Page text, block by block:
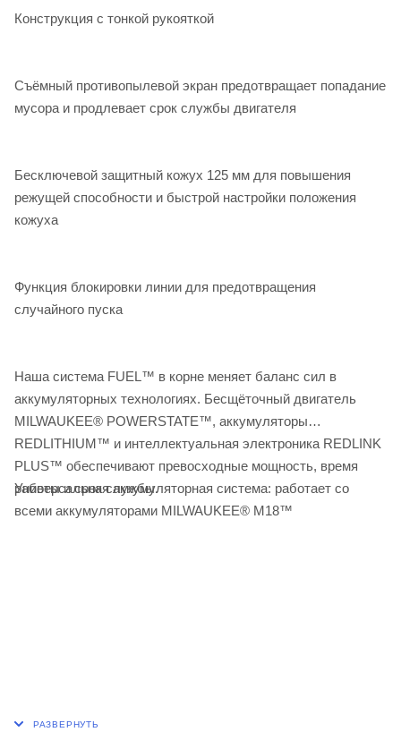
Конструкция с тонкой рукояткой
Съёмный противопылевой экран предотвращает попадание
мусора и продлевает срок службы двигателя
Бесключевой защитный кожух 125 мм для повышения
режущей способности и быстрой настройки положения
кожуха
Функция блокировки линии для предотвращения
случайного пуска
Наша система FUEL™ в корне меняет баланс сил в
аккумуляторных технологиях. Бесщёточный двигатель
MILWAUKEE® POWERSTATE™, аккумуляторы
REDLITHIUM™ и интеллектуальная электроника REDLINK
PLUS™ обеспечивают превосходные мощность, время
работы и срок службы.
Универсальная аккумуляторная система: работает со
всеми аккумуляторами MILWAUKEE® M18™